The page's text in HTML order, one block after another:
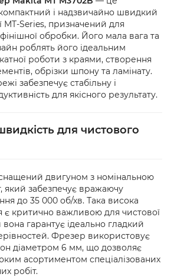
пошкодження, обов’язково
разом із працівником служби
і надзвичайно швидкий
MT-Series, призначений для
обробки. Його мала вага та
роблять його ідеальним
роботи з краями, створення
обрізки шпону та ламінату.
забезпечує стабільну і
для якісного результату.
для чистового
двигуном з номінальною
який забезпечує вражаючу
до 35 000 об/хв. Така висока
є критично важливою для чистової
гарантує ідеально гладкий
Фрезер використовує
діаметром 6 мм, що дозволяє
асортиментом спеціалізованих
робіт.